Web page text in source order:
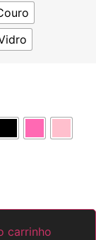
carrinho